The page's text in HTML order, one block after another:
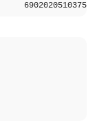
6902020510375